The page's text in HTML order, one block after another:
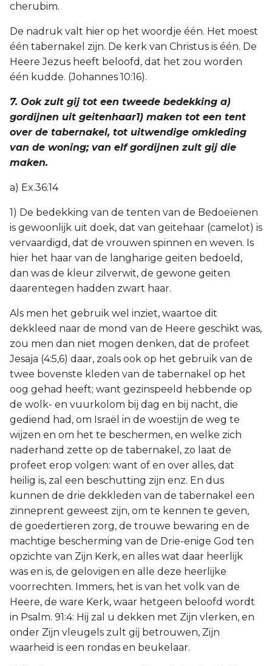
cherubim.
De nadruk valt hier op het woordje één. Het moest
één tabernakel zijn. De kerk van Christus is één. De
Heere Jezus heeft beloofd, dat het zou worden
één kudde. (Johannes 10:16).
7. Ook zult gij tot een tweede bedekking a)
gordijnen uit geitenhaar1) maken tot een tent
over de tabernakel, tot uitwendige omkleding
van de woning; van elf gordijnen zult gij die
maken.
a) Ex.36:14
1) De bedekking van de tenten van de Bedoeïenen
is gewoonlijk uit doek, dat van geitehaar (camelot) is
vervaardigd, dat de vrouwen spinnen en weven. Is
hier het haar van de langharige geiten bedoeld,
dan was de kleur zilverwit, de gewone geiten
daarentegen hadden zwart haar.
Als men het gebruik wel inziet, waartoe dit
dekkleed naar de mond van de Heere geschikt was,
zou men dan niet mogen denken, dat de profeet
Jesaja (4:5,6) daar, zoals ook op het gebruik van de
twee bovenste kleden van de tabernakel op het
oog gehad heeft; want gezinspeeld hebbende op
de wolk- en vuurkolom bij dag en bij nacht, die
gediend had, om Israël in de woestijn de weg te
wijzen en om het te beschermen, en welke zich
naderhand zette op de tabernakel, zo laat de
profeet erop volgen: want of en over alles, dat
heilig is, zal een beschutting zijn enz. En dus
kunnen de drie dekkleden van de tabernakel een
zinneprent geweest zijn, om te kennen te geven,
de goedertieren zorg, de trouwe bewaring en de
machtige bescherming van de Drie-enige God ten
opzichte van Zijn Kerk, en alles wat daar heerlijk
was en is, de gelovigen en alle deze heerlijke
voorrechten. Immers, het is van het volk van de
Heere, de ware Kerk, waar hetgeen beloofd wordt
in Psalm. 91:4: Hij zal u dekken met Zijn vlerken, en
onder Zijn vleugels zult gij betrouwen, Zijn
waarheid is een rondas en beukelaar.